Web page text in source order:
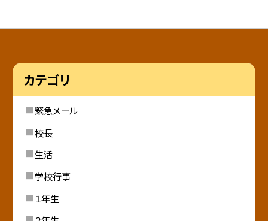
カテゴリ
緊急メール
校長
生活
学校行事
１年生